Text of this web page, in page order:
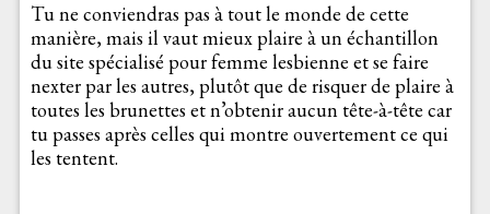
Tu ne conviendras pas à tout le monde de cette
manière, mais il vaut mieux plaire à un échantillon
du site spécialisé pour femme lesbienne et se faire
nexter par les autres, plutôt que de risquer de plaire à
toutes les brunettes et n’obtenir aucun tête-à-tête car
tu passes après celles qui montre ouvertement ce qui
les tentent.